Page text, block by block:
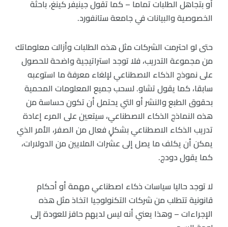
أو بتجاهل الطلبات تماما – كما تقول جينيفر كينغ، باحثة
الخصوصية والبيانات في جامعة ستانفورد.
حتى لو احترمت الشركات مثل هذه الطلبات وأزالت معلوماتك
من مجموعة التدريب، فلا توجد استراتيجية واضحة للحصول
على نموذج الذكاء الاصطناعي لإلغاء معرفة ما استوعبه
سابقا، كما يقول تشاو. لسحب جميع المعلومات المحمية
بحقوق الطبع والنشر أو التي يحتمل أن تكون حساسة من
هذه النماذج الذكاء الاصطناعي، سيتعين على المرء إعادة
تدريب الذكاء الاصطناعي بشكلٍ فعال من الصفر، الأمر الذي
يمكن أن يكلف ما يصل إلى عشرات الملايين من الدولارات،
كما يقول دودج.
لا توجد حاليا سياسات ذكاء اصطناعي مهمة أو أحكام
قانونية تتطلب من شركات التكنولوجيا اتخاذ مثل هذه
الإجراءات – وهذا يعني أنه ليس لديهم حافز للعودة إلى